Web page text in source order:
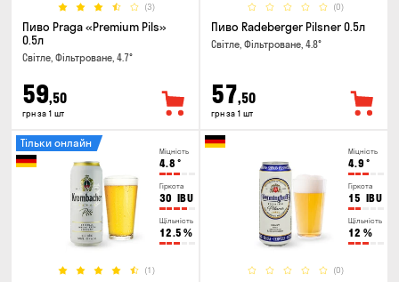
(3)
Пиво Praga «Premium Pils»
0.5л
Світле, Фільтроване, 4.7°
59,50
грн за 1 шт
(0)
Пиво Radeberger Pilsner 0.5л
Світле, Фільтроване, 4.8°
57,50
грн за 1 шт
Міцність
4.8 °
Гіркота
30 IBU
Щільність
12.5 %
(1)
Тільки онлайн
Міцність
4.9 °
Гіркота
15 IBU
Щільність
12 %
(0)